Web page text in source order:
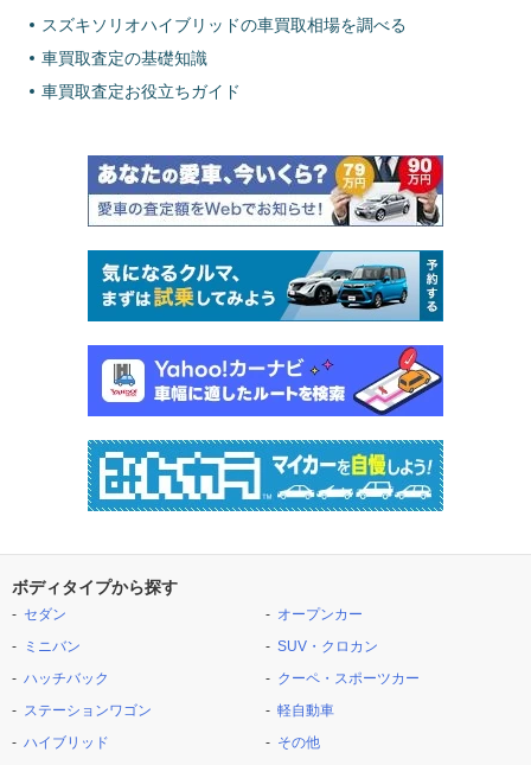
スズキソリオハイブリッドの車買取相場を調べる
車買取査定の基礎知識
車買取査定お役立ちガイド
ボディタイプから探す
セダン
ミニバン
ハッチバック
ステーションワゴン
ハイブリッド
オープンカー
SUV・クロカン
クーペ・スポーツカー
軽自動車
その他